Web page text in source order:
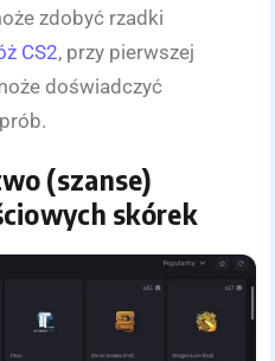
zdobyć rzadki
CS2, przy pierwszej
doświadczyć
(szanse)
skórek